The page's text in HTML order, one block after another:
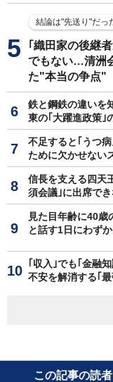
結論は"先送り"だっ
｢織田家の後継
でもない…清洲
た"本当の争点"
鉄と鋼鉄の違いを
東の｢大躍進政策｣
不足すると｢うつ
ために欠かせない
信長を支える四天
須会議｣に出席で
見た目年齢に40
と話す1日にわず
｢収入｣でも｢金融
不安を解消する｢
この記事の読